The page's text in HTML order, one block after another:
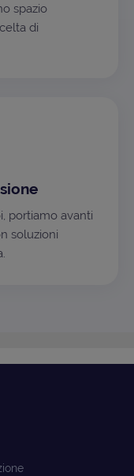
spazio
di
portiamo avanti
soluzioni